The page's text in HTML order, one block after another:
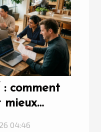
comment
mieux
04:46